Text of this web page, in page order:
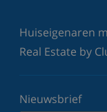
Huiseigenaren
Real Estate by
Nieuwsbrief